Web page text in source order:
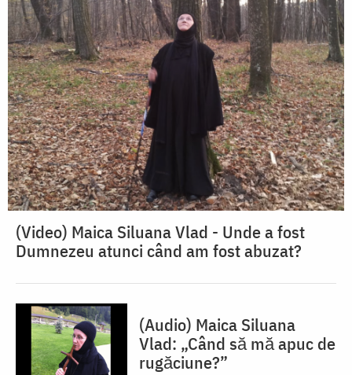
(Video) Maica Siluana Vlad - Unde a fost
Dumnezeu atunci când am fost abuzat?
(Audio) Maica Siluana
Vlad: „Când să mă apuc de
rugăciune?”